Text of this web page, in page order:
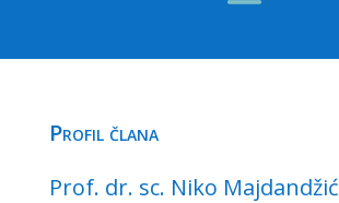
Profil člana
Prof. dr. sc. Niko Majdandžić